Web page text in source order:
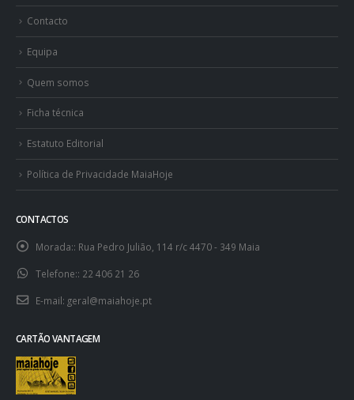
Contacto
Equipa
Quem somos
Ficha técnica
Estatuto Editorial
Política de Privacidade MaiaHoje
CONTACTOS
Morada:: Rua Pedro Julião, 114 r/c 4470 - 349 Maia
Telefone:: 22 406 21 26
E-mail: geral@maiahoje.pt
CARTÃO VANTAGEM